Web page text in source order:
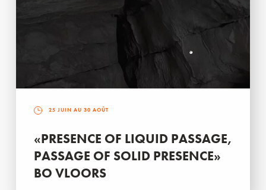
25 JUIN AU 30 AOÛT
«PRESENCE OF LIQUID PASSAGE,
PASSAGE OF SOLID PRESENCE»
BO VLOORS